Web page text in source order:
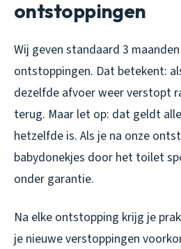
ontstoppingen
Wij geven standaard 3
ontstoppingen. Dat betekent:
dezelfde afvoer weer verstopt
terug. Maar let op: dat geldt
hetzelfde is. Als je na onze
babydonekjes door het toilet
onder garantie.
Na elke ontstopping krijg je
je nieuwe verstoppingen